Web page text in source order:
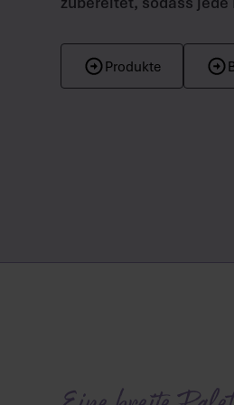
Produkte